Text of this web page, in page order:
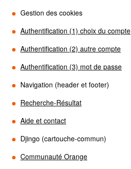
Gestion des cookies
Authentification (1) choix du compte
Authentification (2) autre compte
Authentification (3) mot de passe
Navigation (header et footer)
Recherche-Résultat
Aide et contact
Djingo (cartouche-commun)
Communauté Orange